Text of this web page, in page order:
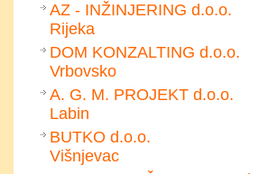
AZ - INŽINJERING d.o.o.
Rijeka
DOM KONZALTING d.o.o.
Vrbovsko
A. G. M. PROJEKT d.o.o.
Labin
BUTKO d.o.o.
Višnjevac